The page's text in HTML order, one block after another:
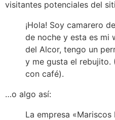
visitantes potenciales del
¡Hola! Soy camarero
de noche y esta es mi
del Alcor, tengo un
y me gusta el rebujito.
con café).
…o algo así:
La empresa